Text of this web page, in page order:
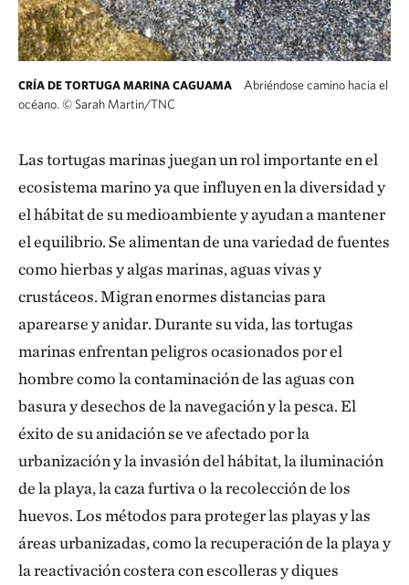
CRÍA DE TORTUGA MARINA CAGUAMA
Abriéndose camino hacia el
océano. © Sarah Martin/TNC
Las tortugas marinas juegan un rol importante en el
ecosistema marino ya que influyen en la diversidad y
el hábitat de su medioambiente y ayudan a mantener
el equilibrio. Se alimentan de una variedad de fuentes
como hierbas y algas marinas, aguas vivas y
crustáceos. Migran enormes distancias para
aparearse y anidar. Durante su vida, las tortugas
marinas enfrentan peligros ocasionados por el
hombre como la contaminación de las aguas con
basura y desechos de la navegación y la pesca. El
éxito de su anidación se ve afectado por la
urbanización y la invasión del hábitat, la iluminación
de la playa, la caza furtiva o la recolección de los
huevos. Los métodos para proteger las playas y las
áreas urbanizadas, como la recuperación de la playa y
la reactivación costera con escolleras y diques